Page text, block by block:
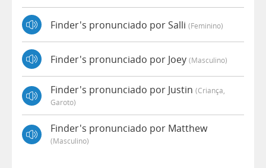
Finder's pronunciado por Salli (feminino)
Finder's pronunciado por Joey (masculino)
Finder's pronunciado por Justin (criança,
Garoto)
Finder's pronunciado por Matthew
(masculino)